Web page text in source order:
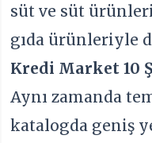
süt ve süt
gıda ürünleriyle
Kredi Market 10
Aynı zamanda
katalogda geniş